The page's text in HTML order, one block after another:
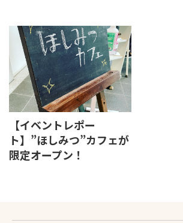
【イベントレポー
ト】”ほしみつ”カフェが
限定オープン！